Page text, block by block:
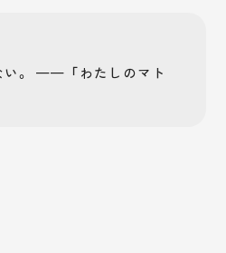
い。 —— 「わたしのマト